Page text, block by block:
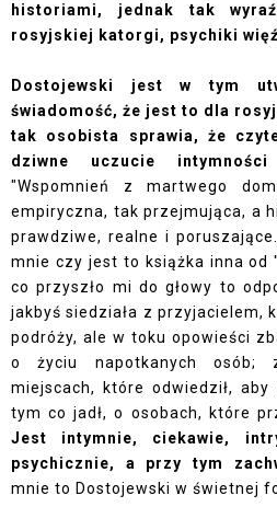
historiami, jednak tak
rosyjskiej katorgi, psychiki
Dostojewski jest w tym
świadomość, że jest to dla
tak osobista sprawia, że
dziwne uczucie
"Wspomnień z martwego
empiryczna, tak przejmująca, a
prawdziwe, realne i
mnie czy jest to książka inna od
co przyszło mi do głowy to
jakbyś siedziała z przyjacielem,
podróży, ale w toku opowieści
o życiu napotkanych osób;
miejscach, które odwiedził, aby
tym co jadł, o osobach, które
Jest intymnie, ciekawie,
psychicznie, a przy tym
mnie to Dostojewski w świetnej